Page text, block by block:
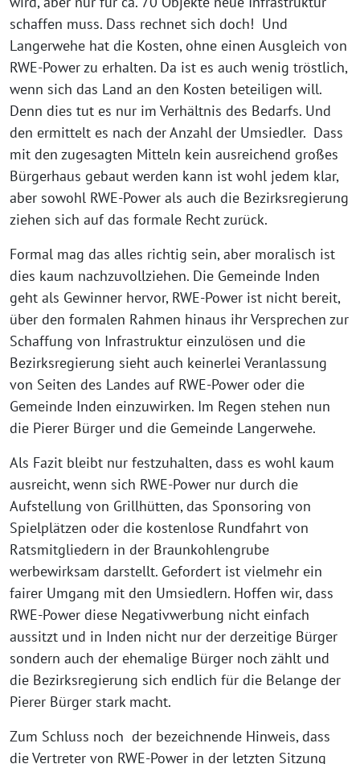
schaffen muss. Dass rechnet sich doch! Und
Langerwehe hat die Kosten, ohne einen Ausgleich von
RWE-Power zu erhalten. Da ist es auch wenig tröstlich,
wenn sich das Land an den Kosten beteiligen will.
Denn dies tut es nur im Verhältnis des Bedarfs. Und
den ermittelt es nach der Anzahl der Umsiedler. Dass
mit den zugesagten Mitteln kein ausreichend großes
Bürgerhaus gebaut werden kann ist wohl jedem klar,
aber sowohl RWE-Power als auch die Bezirksregierung
ziehen sich auf das formale Recht zurück.
Formal mag das alles richtig sein, aber moralisch ist
dies kaum nachzuvollziehen. Die Gemeinde Inden
geht als Gewinner hervor, RWE-Power ist nicht bereit,
über den formalen Rahmen hinaus ihr Versprechen zur
Schaffung von Infrastruktur einzulösen und die
Bezirksregierung sieht auch keinerlei Veranlassung
von Seiten des Landes auf RWE-Power oder die
Gemeinde Inden einzuwirken. Im Regen stehen nun
die Pierer Bürger und die Gemeinde Langerwehe.
Als Fazit bleibt nur festzuhalten, dass es wohl kaum
ausreicht, wenn sich RWE-Power nur durch die
Aufstellung von Grillhütten, das Sponsoring von
Spielplätzen oder die kostenlose Rundfahrt von
Ratsmitgliedern in der Braunkohlengrube
werbewirksam darstellt. Gefordert ist vielmehr ein
fairer Umgang mit den Umsiedlern. Hoffen wir, dass
RWE-Power diese Negativwerbung nicht einfach
aussitzt und in Inden nicht nur der derzeitige Bürger
sondern auch der ehemalige Bürger noch zählt und
die Bezirksregierung sich endlich für die Belange der
Pierer Bürger stark macht.
Zum Schluss noch der bezeichnende Hinweis, dass
die Vertreter von RWE-Power in der letzten Sitzung